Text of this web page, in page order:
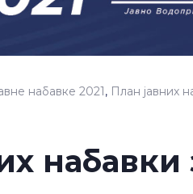
набавке 2021 , План јавних
набавки